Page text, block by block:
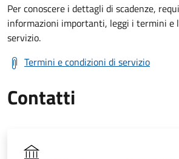
Per conoscere i dettagli di scadenze,
informazioni importanti, leggi i termini e
servizio.
Termini e condizioni di servizio
Contatti